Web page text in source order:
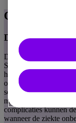
Overzicht
De ziekte van
De ziekte van Fabry is
Symptomen zoals
hypohidrose kunnen
ouder worden
schade aan vitale
nierfalen en
complicaties kunnen
wanneer de ziekte